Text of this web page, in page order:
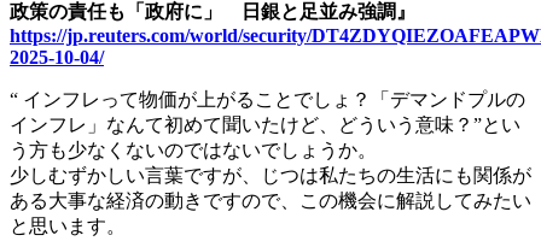
政策の責任も「政府に」 日銀と足並み強調』
https://jp.reuters.com/world/security/
2025-10-04/
“ インフレって物価が上がることでしょ？「デマンドプルの
インフレ」なんて初めて聞いたけど、どういう意味？”とい
う方も少なくないのではないでしょうか。
少しむずかしい言葉ですが、じつは私たちの生活にも関係が
ある大事な経済の動きですので、この機会に解説してみたい
と思います。